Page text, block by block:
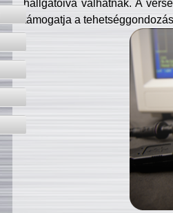
hallgatóivá válhatnak. A
támogatja a